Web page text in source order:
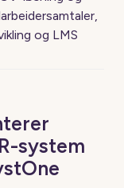
og LMS
system